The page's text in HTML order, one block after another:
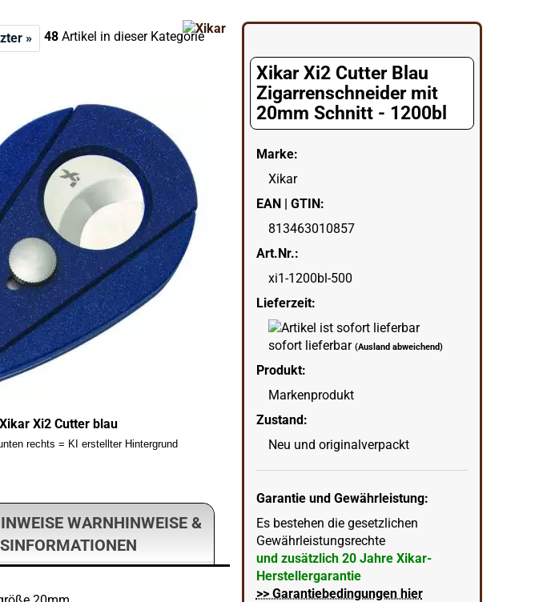
» 48 Artikel in dieser Kategorie
Xikar Xi2 Cutter blau
rechts = KI erstellter Hintergrund wenn in Ecke unten rechts = KI erstellter
Xikar Xi2 Cutter Blau
Zigarrenschneider mit
20mm Schnitt - 1200bl
Marke:
Xikar
EAN | GTIN:
813463010857
Art.Nr.:
xi1-1200bl-500
Lieferzeit:
sofort lieferbar (Ausland abweichend)
Produkt:
Markenprodukt
Zustand:
Neu und originalverpackt
Garantie und Gewährleistung:
Es bestehen die gesetzlichen
Gewährleistungsrechte
und zusätzlich 20 Jahre Xikar-
Herstellergarantie
>> Garantiebedingungen hier
WARNHINWEISE &